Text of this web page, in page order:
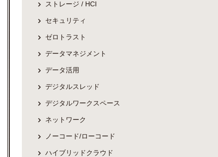
ストレージ / HCI
セキュリティ
ゼロトラスト
データマネジメント
データ活用
デジタルスレッド
デジタルワークスペース
ネットワーク
ノーコード/ローコード
ハイブリッドクラウド